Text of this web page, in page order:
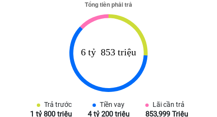
Trả trước
1 tỷ 800 triệu
Tiền vay
4 tỷ 200 triệu
Lãi cần trả
853,999 Triệu